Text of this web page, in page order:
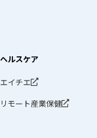
ヘルスケア
エイチエ
リモート産業保健